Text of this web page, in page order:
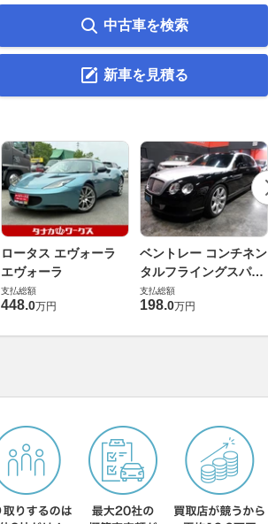
中古車を検索
新車を見積る
ロータス エヴォーラ
エヴォーラ
支払総額
448.0万円
ベントレー コンチネン
タルフライングスパー
6.0 4WD
支払総額
198.0万円